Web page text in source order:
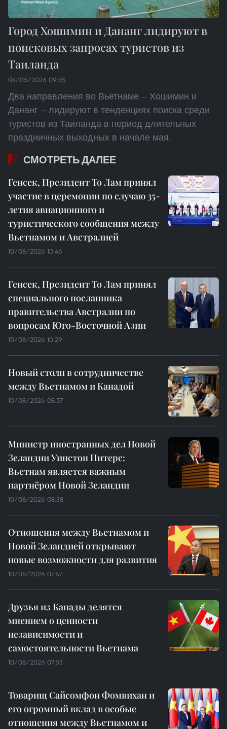
Город Хошимин и Дананг лидируют в
поисковых запросах туристов из
Таиланда
04/05/2026 09:35
Два направления во Вьетнаме — Хошимин и
Дананг — лидируют в тенденциях поиска среди
туристов из Таиланда в период длительных
праздничных выходных в начале мая.
СМОТРЕТЬ ДАЛЕЕ
Генсек, Президент То Лам принял
участие в церемонии по случаю 35-
летия авиационного и
туристического сообщения между
Вьетнамом и Австралией
10/08/2026 10:46
Генсек, Президент То Лам принял
специального посланника
правительства Австралии по
вопросам Юго-Восточной Азии
10/08/2026 10:29
Новый столп в сотрудничестве
между Вьетнамом и Канадой
10/08/2026 08:57
Министр иностранных дел Новой
Зеландии Уинстон Питерс:
Вьетнам является важным
партнёром Новой Зеландии
10/08/2026 08:38
Отношения между Вьетнамом и
Новой Зеландией открывают
новые возможности для развития
10/08/2026 07:57
Друзья из Канады делятся
мнением о ценности
независимости и
самостоятельности Вьетнама
10/08/2026 07:53
Товарищ Сайсомфон Фомвихан и
его огромный вклад в особые
отношения между Вьетнамом и